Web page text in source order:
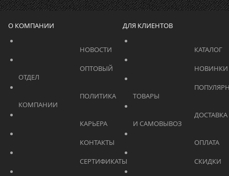
О КОМПАНИИ
			    		КАРЬЕРА
ДЛЯ КЛИЕНТОВ